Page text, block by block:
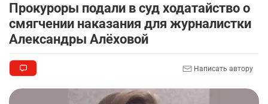
Прокуроры подали в суд ходатайство о
смягчении наказания для журналистки
Александры Алёховой
Написать автору